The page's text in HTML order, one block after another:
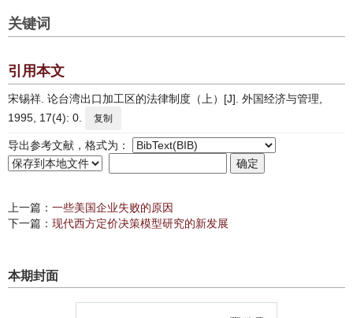
关键词
引用本文
宋锡祥. 论台湾出口加工区的法律制度（上）[J]. 外国经济与管理,
1995, 17(4): 0.
复制
导出参考文献，格式为：
上一篇： 一些美国企业失败的原因
下一篇： 现代西方定价决策模型研究的新发展
本期封面